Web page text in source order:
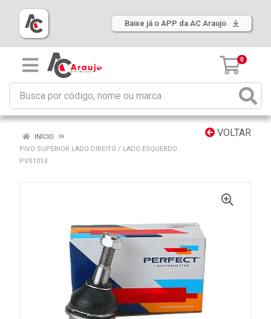
Baixe já o APP da AC Araujo
0
VOLTAR
INÍCIO
PIVO SUPERIOR LADO DIREITO / LADO ESQUERDO :
PVS1013